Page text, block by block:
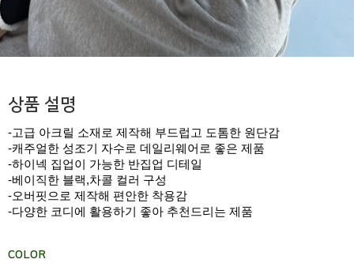
상품 설명
-고급 아크릴 소재로 제작해 부드럽고 도톰한 원단감
-캐주얼한 성조기 자수로 데일리웨어로 좋은 제품
-하이넥 집업이 가능한 반집업 디테일
-베이직한 블랙,차콜 컬러 구성
-오버핏으로 제작해 편안한 착용감
-다양한 코디에 활용하기 좋아 추천드리는 제품
COLOR